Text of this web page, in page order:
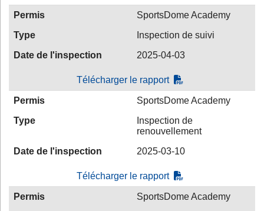
Permis
SportsDome Academy
Type
Inspection de suivi
Date de l'inspection
2025-04-03
Télécharger le rapport
Permis
SportsDome Academy
Type
Inspection de
renouvellement
Date de l'inspection
2025-03-10
Télécharger le rapport
Permis
SportsDome Academy